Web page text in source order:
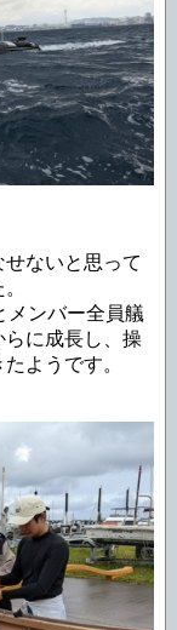
ないと思って
メンバー全員艤
に成長し、操
ようです。